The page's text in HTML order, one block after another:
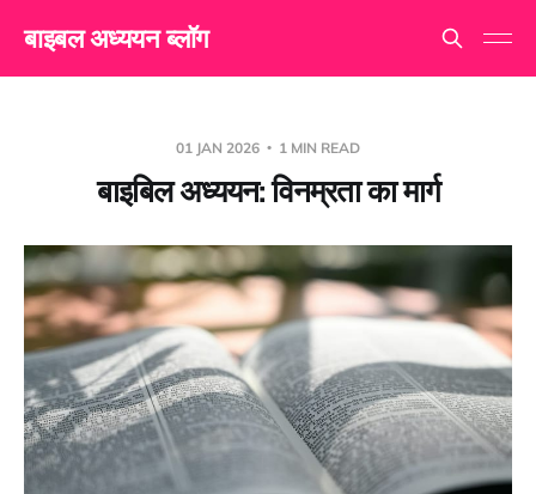
बाइबल अध्ययन ब्लॉग
01 JAN 2026 1 MIN READ
बाइबिल अध्ययन: विनम्रता का मार्ग